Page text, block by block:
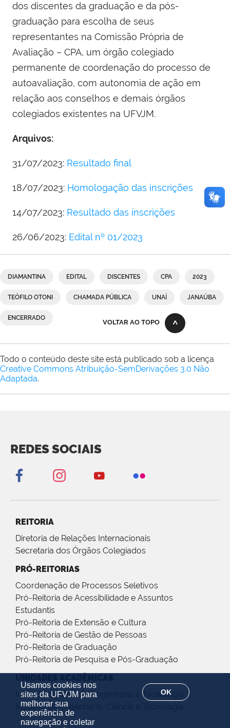
Usamos cookies nos
sites da UFVJM para
melhorar sua
experiência de
navegação e coletar
OK
dos discentes da graduação e da pós-
graduação para escolha de seus
representantes na Comissão Própria de
Avaliação – CPA, um órgão colegiado
permanente de coordenação do processo de
autoavaliação, com autonomia de ação em
relação aos conselhos e demais órgãos
colegiados existentes na UFVJM.
Arquivos:
31/07/2023: Resultado final
18/07/2023: Homologação das inscrições
14/07/2023: Resultado das inscrições
26/06/2023: Edital nº 01/2023
DIAMANTINA EDITAL DISCENTES CPA 2023
TEÓFILO OTONI CHAMADA PÚBLICA UNAÍ JANAÚBA
ENCERRADO
VOLTAR AO TOPO
Todo o conteúdo deste site está publicado sob a licença
Creative Commons Atribuição-SemDerivações 3.0 Não
Adaptada.
REDES SOCIAIS
REITORIA
Diretoria de Relações Internacionais
Secretaria dos Órgãos Colegiados
PRÓ-REITORIAS
Coordenação de Processos Seletivos
Pró-Reitoria de Acessibilidade e Assuntos
Estudantis
Pró-Reitoria de Extensão e Cultura
Pró-Reitoria de Gestão de Pessoas
Pró-Reitoria de Graduação
Pró-Reitoria de Pesquisa e Pós-Graduação
Instituto de Ciência, Engenharia e Tecnologia
Instituto de Engenharia, Ciência e Tecnologia